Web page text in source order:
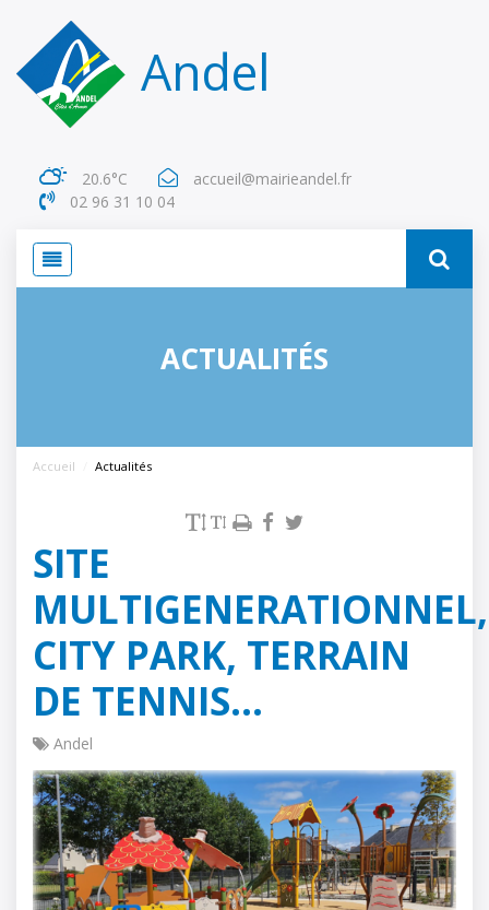
Andel
20.6°C
accueil@mairieandel.fr
02 96 31 10 04
ACTUALITÉS
Accueil Actualités
SITE
MULTIGENERATIONNEL,
CITY PARK, TERRAIN
DE TENNIS...
Andel